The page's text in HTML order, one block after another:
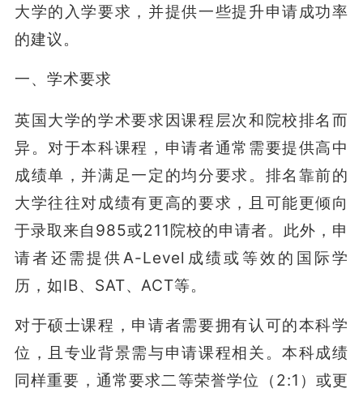
大学的入学要求，并提供一些提升申请成功率
的建议。
一、学术要求
英国大学的学术要求因课程层次和院校排名而
异。对于本科课程，申请者通常需要提供高中
成绩单，并满足一定的均分要求。排名靠前的
大学往往对成绩有更高的要求，且可能更倾向
于录取来自985或211院校的申请者。此外，申
请者还需提供A-Level成绩或等效的国际学
历，如IB、SAT、ACT等。
对于硕士课程，申请者需要拥有认可的本科学
位，且专业背景需与申请课程相关。本科成绩
同样重要，通常要求二等荣誉学位（2:1）或更